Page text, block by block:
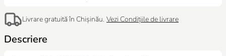
Livrare gratuită în Chișinău. Vezi Condițiile de livrare
Descriere